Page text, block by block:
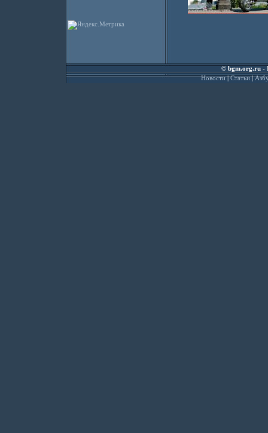
©bgm.org.ru-
Новости|Статьи|